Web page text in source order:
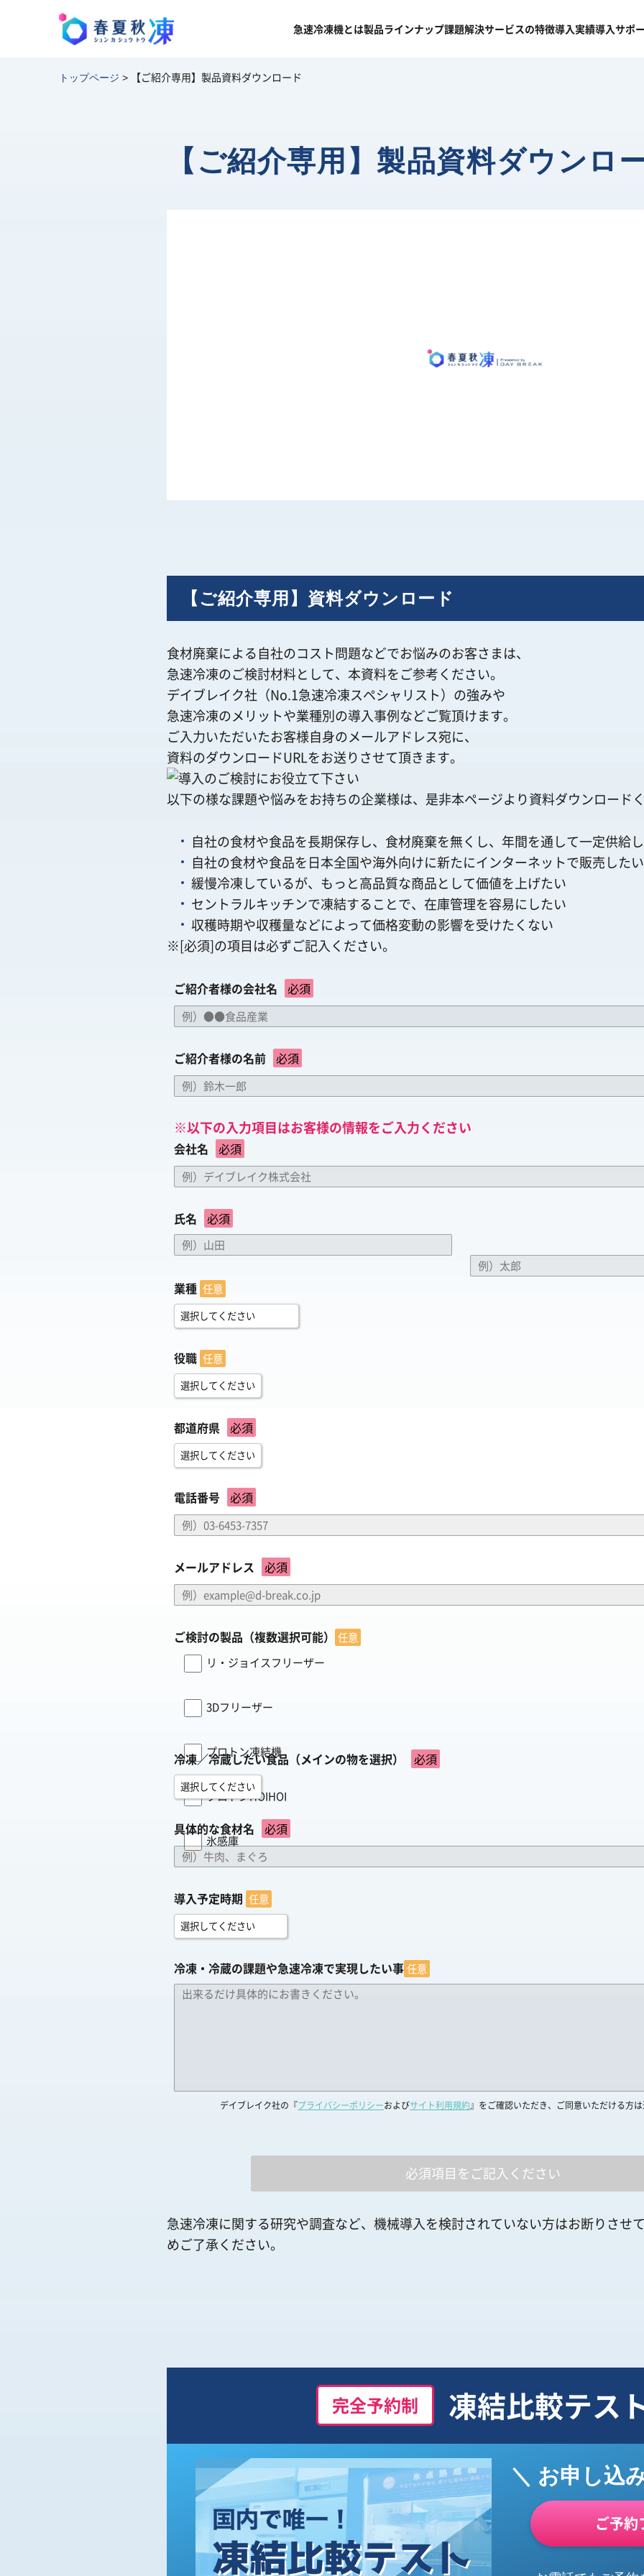
急速冷凍機とは製品ラインナップ課題解決サービスの特徴導入実績導入サポ
トップページ > 【ご紹介専用】製品資料ダウンロード
【ご紹介専用】製品資料ダウンロ
【ご紹介専用】資料ダウンロード
食材廃棄による自社のコスト問題などでお悩みのお客さまは、
急速冷凍のご検討材料として、本資料をご参考ください。
デイブレイク社（No.1急速冷凍スペシャリスト）の強みや
急速冷凍のメリットや業種別の導入事例などご覧頂けます。
ご入力いただいたお客様自身のメールアドレス宛に、
資料のダウンロードURLをお送りさせて頂きます。
以下の様な課題や悩みをお持ちの企業様は、是非本ページより資料ダウンロード
自社の食材や食品を長期保存し、食材廃棄を無くし、年間を通して一定供給
自社の食材や食品を日本全国や海外向けに新たにインターネットで販売したい
緩慢冷凍しているが、もっと高品質な商品として価値を上げたい
セントラルキッチンで凍結することで、在庫管理を容易にしたい
収穫時期や収穫量などによって価格変動の影響を受けたくない
※[必須]の項目は必ずご記入ください。
ご紹介者様の会社名 必須
ご紹介者様の名前 必須
※以下の入力項目はお客様の情報をご入力ください
会社名 必須
氏名 必須
業種 任意
役職 任意
都道府県 必須
電話番号 必須
メールアドレス 必須
ご検討の製品（複数選択可能）
任意
リ・ジョイスフリーザー
3Dフリーザー
プロトン凍結機
プロトンHOIHOI
氷感庫
冷凍／冷蔵したい食品（メインの物を選択） 必須
具体的な食材名 必須
導入予定時期 任意
冷凍・冷蔵の課題や急速冷凍で実現したい事任意
デイブレイク社の『プライバシーポリシーおよびサイト利用規約』をご確認いただき、ご同意いただける方は
急速冷凍に関する研究や調査など、機械導入を検討されていない方はお断りさせ
めご了承ください。
完全予約制 凍結比較テス
＼ お申し込
ご予約